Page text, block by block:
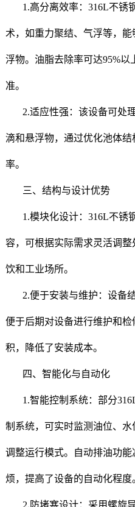
1.高分离效率：316L不锈
术，如重力聚结、气浮等，
浮物。油脂去除率可达95%
准。
2.适应性强：该设备可处
滴和悬浮物，通过优化池体
率。
三、结构与设计优势
1.模块化设计：316L不锈
容，可根据实际需求灵活调
饮和工业场所。
2.便于安装与维护：设备
便于后期对设备进行维护和
积，降低了安装成本。
四、智能化与自动化
1.智能控制系统：部分
制系统，可实时监测油位、
调整运行模式。自动排油功
烦，提高了设备的自动化程度
2.防堵塞设计：采用螺旋